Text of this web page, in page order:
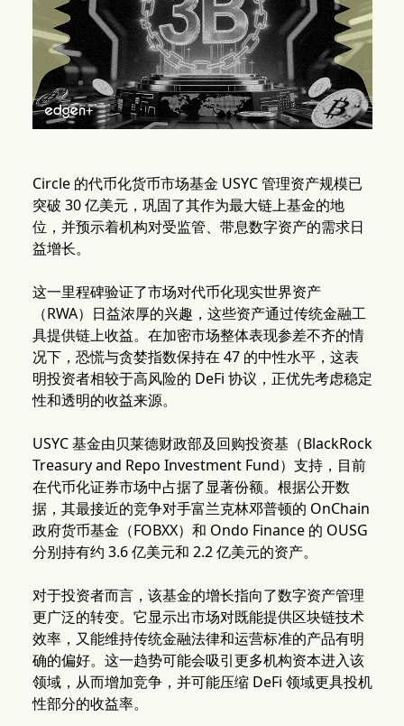
Circle 的代币化货币市场基金 USYC 管理资产规模已
突破 30 亿美元，巩固了其作为最大链上基金的地
位，并预示着机构对受监管、带息数字资产的需求日
益增长。
这一里程碑验证了市场对代币化现实世界资产
（RWA）日益浓厚的兴趣，这些资产通过传统金融工
具提供链上收益。在加密市场整体表现参差不齐的情
况下，恐慌与贪婪指数保持在 47 的中性水平，这表
明投资者相较于高风险的 DeFi 协议，正优先考虑稳定
性和透明的收益来源。
USYC 基金由贝莱德财政部及回购投资基（BlackRock
Treasury and Repo Investment Fund）支持，目前
在代币化证券市场中占据了显著份额。根据公开数
据，其最接近的竞争对手富兰克林邓普顿的 OnChain
政府货币基金（FOBXX）和 Ondo Finance 的 OUSG
分别持有约 3.6 亿美元和 2.2 亿美元的资产。
对于投资者而言，该基金的增长指向了数字资产管理
更广泛的转变。它显示出市场对既能提供区块链技术
效率，又能维持传统金融法律和运营标准的产品有明
确的偏好。这一趋势可能会吸引更多机构资本进入该
领域，从而增加竞争，并可能压缩 DeFi 领域更具投机
性部分的收益率。